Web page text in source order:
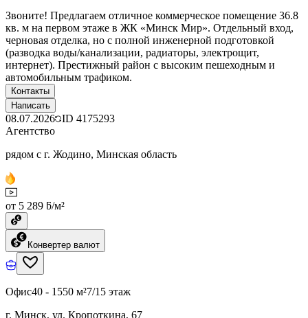
Звоните! Предлагаем отличное коммерческое помещение 36.8
кв. м на первом этаже в ЖК «Минск Мир». Отдельный вход,
черновая отделка, но с полной инженерной подготовкой
(разводка воды/канализации, радиаторы, электрощит,
интернет). Престижный район с высоким пешеходным и
автомобильным трафиком.
Контакты
Написать
08.07.2026 ID 4175293
Агентство
рядом с г. Жодино, Минская область
от 5 289 ƃ/м²
Конвертер валют
Офис40 - 1550 м²7/15 этаж
г. Минск, ул. Кропоткина, 67